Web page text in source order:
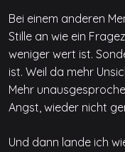
Bei einem anderen
Stille an wie ein
weniger wert ist.
ist. Weil da mehr
Mehr
Angst, wieder nicht
Und dann lande ich